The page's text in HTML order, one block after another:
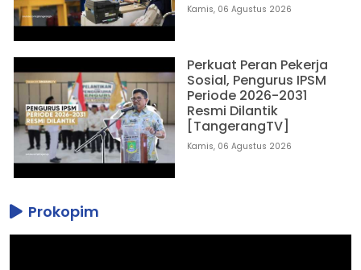
Kamis, 06 Agustus 2026
Perkuat Peran Pekerja
Sosial, Pengurus IPSM
Periode 2026-2031
Resmi Dilantik
[TangerangTV]
Kamis, 06 Agustus 2026
Prokopim